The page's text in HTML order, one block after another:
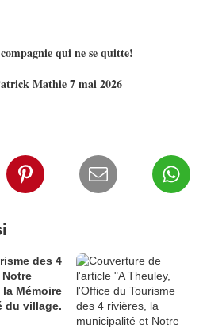
qui ne se quitte!
Mathie 7 mai 2026
des 4
du village.